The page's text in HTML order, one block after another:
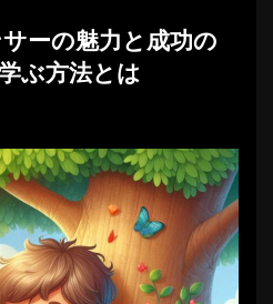
ーの魅力と成功の
ぶ方法とは